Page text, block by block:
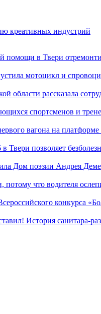
креативных индустрий
помощи в Твери
мотоцикл и
области рассказала
спортсменов и
вагона на
Твери позволяет
Дом поэзии Андрея
что водителя
конкурса
История санитара-